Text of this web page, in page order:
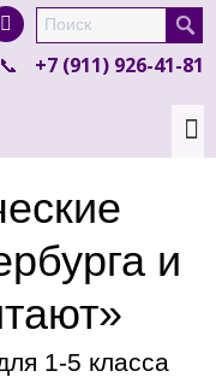
a sizesize. Show
items.+7 (911) 926-41-81
и
1-5 класса